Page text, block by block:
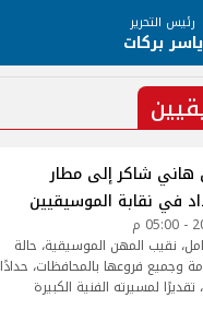
رئيس التحرير
ياسر بركات
شاكر إلى مطار
في نقابة الموسيقيين
نقيب المهن الموسيقية، حالة
وجميع فروعها بالمحافظات، حدادًا
لمسيرته الفنية الكبيرة